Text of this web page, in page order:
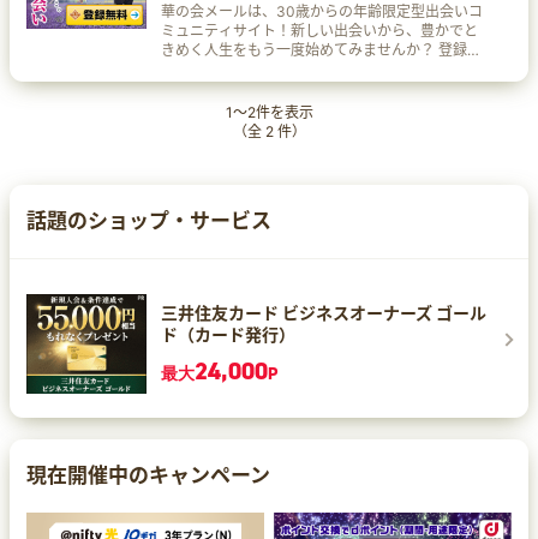
華の会メールは、30歳からの年齢限定型出会いコ
ミュニティサイト！新しい出会いから、豊かでと
きめく人生をもう一度始めてみませんか？ 登録完
で、気軽にご利用いただけます。 事務局での利用
方法サポート体制も充実で安心♪
1～2件を表示
（全 2件）
話題のショップ・サービス
三井住友カード ビジネスオーナーズ ゴール
ド（カード発行）
最大24,000P
現在開催中のキャンペーン